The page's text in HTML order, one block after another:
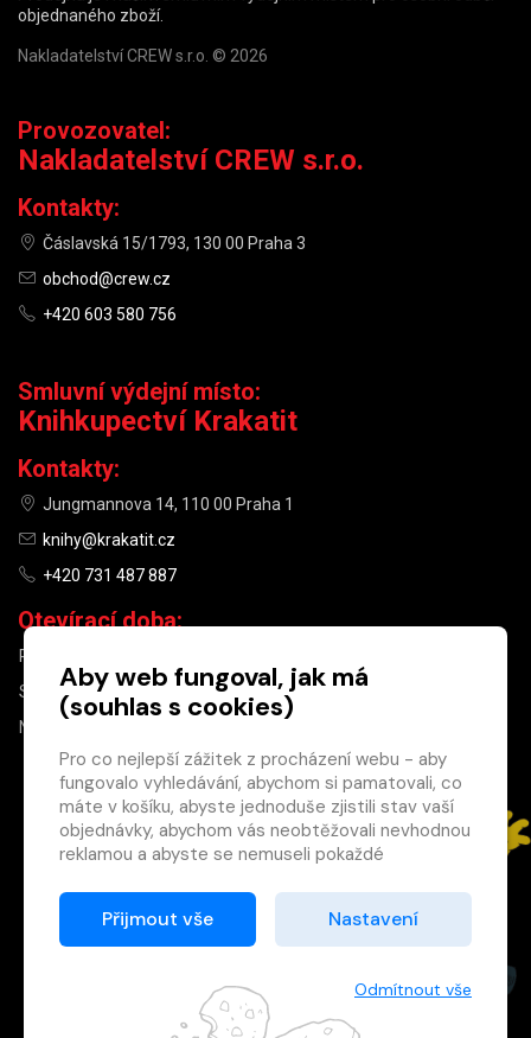
×
Máte u nás již
registrovaný
účet?
Registrací získáte slevu
na zboží ve výši 15 %
Registrovat
objednaného zboží.
Nakladatelství CREW s.r.o. © 2026
Provozovatel:
Nakladatelství CREW s.r.o.
Kontakty:
Čáslavská 15/1793, 130 00 Praha 3
obchod@crew.cz
+420 603 580 756
Smluvní výdejní místo:
Knihkupectví Krakatit
Kontakty:
Jungmannova 14, 110 00 Praha 1
knihy@krakatit.cz
+420 731 487 887
Otevírací doba:
PO–PÁ
SO
10:00–13:00
NE
Zásady cookies
Aby web fungoval, jak má
(souhlas s cookies)
Pro co nejlepší zážitek z procházení webu - aby
fungovalo vyhledávání, abychom si pamatovali, co
máte v košíku, abyste jednoduše zjistili stav vaší
objednávky, abychom vás neobtěžovali nevhodnou
reklamou a abyste se nemuseli pokaždé
Proto od vás potřebujeme souhlas se
zpracováním souborů cookies
Děkujeme, že nám ho dáte a pomůžete nám tak
Přijmout vše Nastavení
Odmítnout vše